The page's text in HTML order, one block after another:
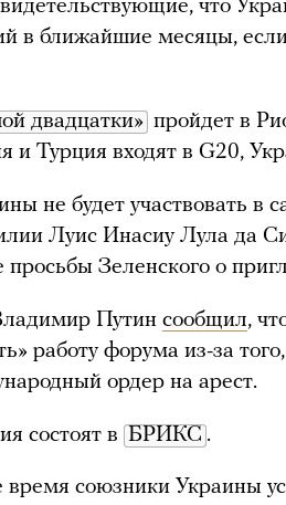
что
в ближайшие месяцы,
двадцатки» пройдет в
и Турция входят в G20,
не будет участвовать в
Луис Инасиу Лула да
просьбы Зеленского о
Путин сообщил,
работу форума из-за
ордер на арест.
состоят в БРИКС .
время союзники Украины